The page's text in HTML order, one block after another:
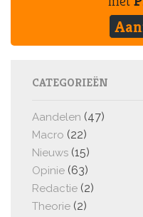
CATEGORIEËN
Aandelen (47)
Macro (22)
Nieuws (15)
Opinie (63)
Redactie (2)
Theorie (2)